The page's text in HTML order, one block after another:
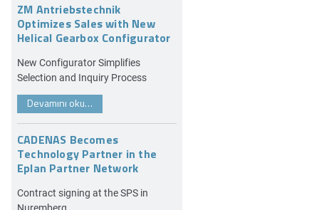
ZM Antriebstechnik
Optimizes Sales with New
Helical Gearbox Configurator
New Configurator Simplifies
Selection and Inquiry Process
Devamını oku…
CADENAS Becomes
Technology Partner in the
Eplan Partner Network
Contract signing at the SPS in